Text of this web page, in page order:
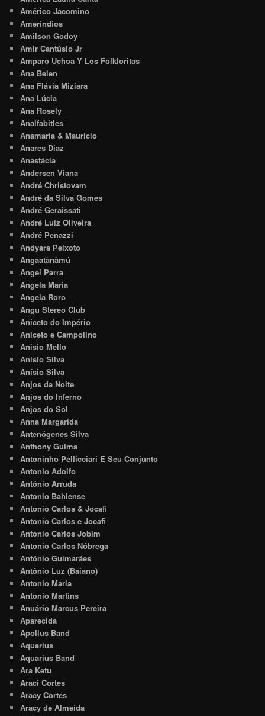
Américo Jacomino
Amerindios
Amilson Godoy
Amir Cantúsio Jr
Amparo Uchoa Y Los Folkloritas
Ana Belen
Ana Flávia Miziara
Ana Lúcia
Ana Rosely
Analfabitles
Anamaria & Maurício
Anares Diaz
Anastácia
Andersen Viana
André Christovam
André da Silva Gomes
André Geraissati
André Luiz Oliveira
André Penazzi
Andyara Peixoto
Angaatãnàmú
Angel Parra
Angela Maria
Angela Roro
Angu Stereo Club
Aniceto do Império
Aniceto e Campolino
Anisio Mello
Anisio Silva
Anísio Silva
Anjos da Noite
Anjos do Inferno
Anjos do Sol
Anna Margarida
Antenógenes Silva
Anthony Guima
Antoninho Pellicciari E Seu Conjunto
Antonio Adolfo
Antônio Arruda
Antonio Bahiense
Antonio Carlos & Jocafi
Antonio Carlos e Jocafi
Antonio Carlos Jobim
Antonio Carlos Nóbrega
Antônio Guimarães
Antônio Luz (Baiano)
Antonio Maria
Antonio Martins
Anuário Marcus Pereira
Aparecida
Apollus Band
Aquarius
Aquarius Band
Ara Ketu
Araci Cortes
Aracy Cortes
Aracy de Almeida